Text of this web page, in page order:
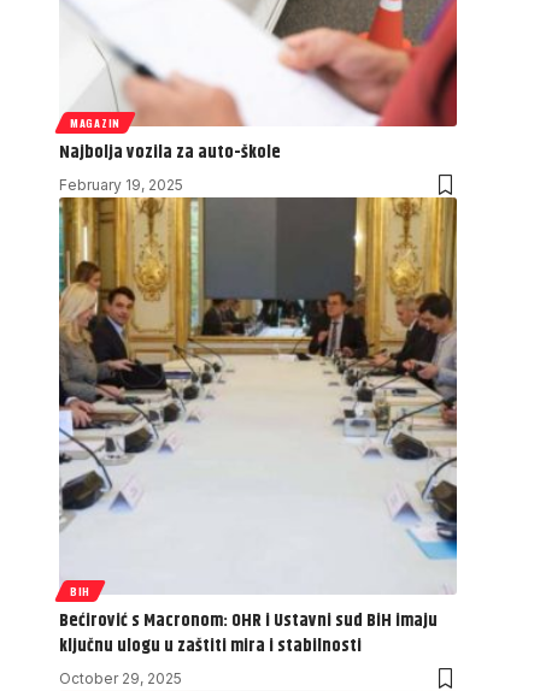
MAGAZIN
Najbolja vozila za auto-škole
February 19, 2025
BIH
Bećirović s Macronom: OHR i Ustavni sud BiH imaju
ključnu ulogu u zaštiti mira i stabilnosti
October 29, 2025